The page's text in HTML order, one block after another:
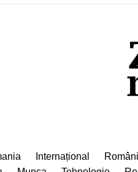
Internațional